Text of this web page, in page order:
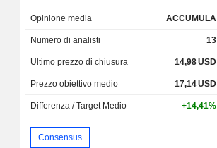
Opinione media ACCUMULA
Numero di analisti 13
Ultimo prezzo di chiusura 14,98USD
Prezzo obiettivo medio 17,14USD
Differenza / Target Medio +14,41%
Consensus